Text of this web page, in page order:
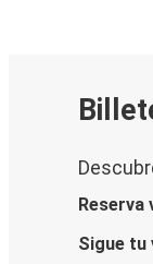
Reserva
Sigue tu